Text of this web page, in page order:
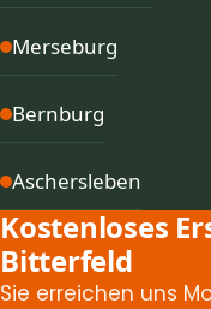
Merseburg
Bernburg
Aschersleben
Kostenloses
Bitterfeld
Sie erreichen uns